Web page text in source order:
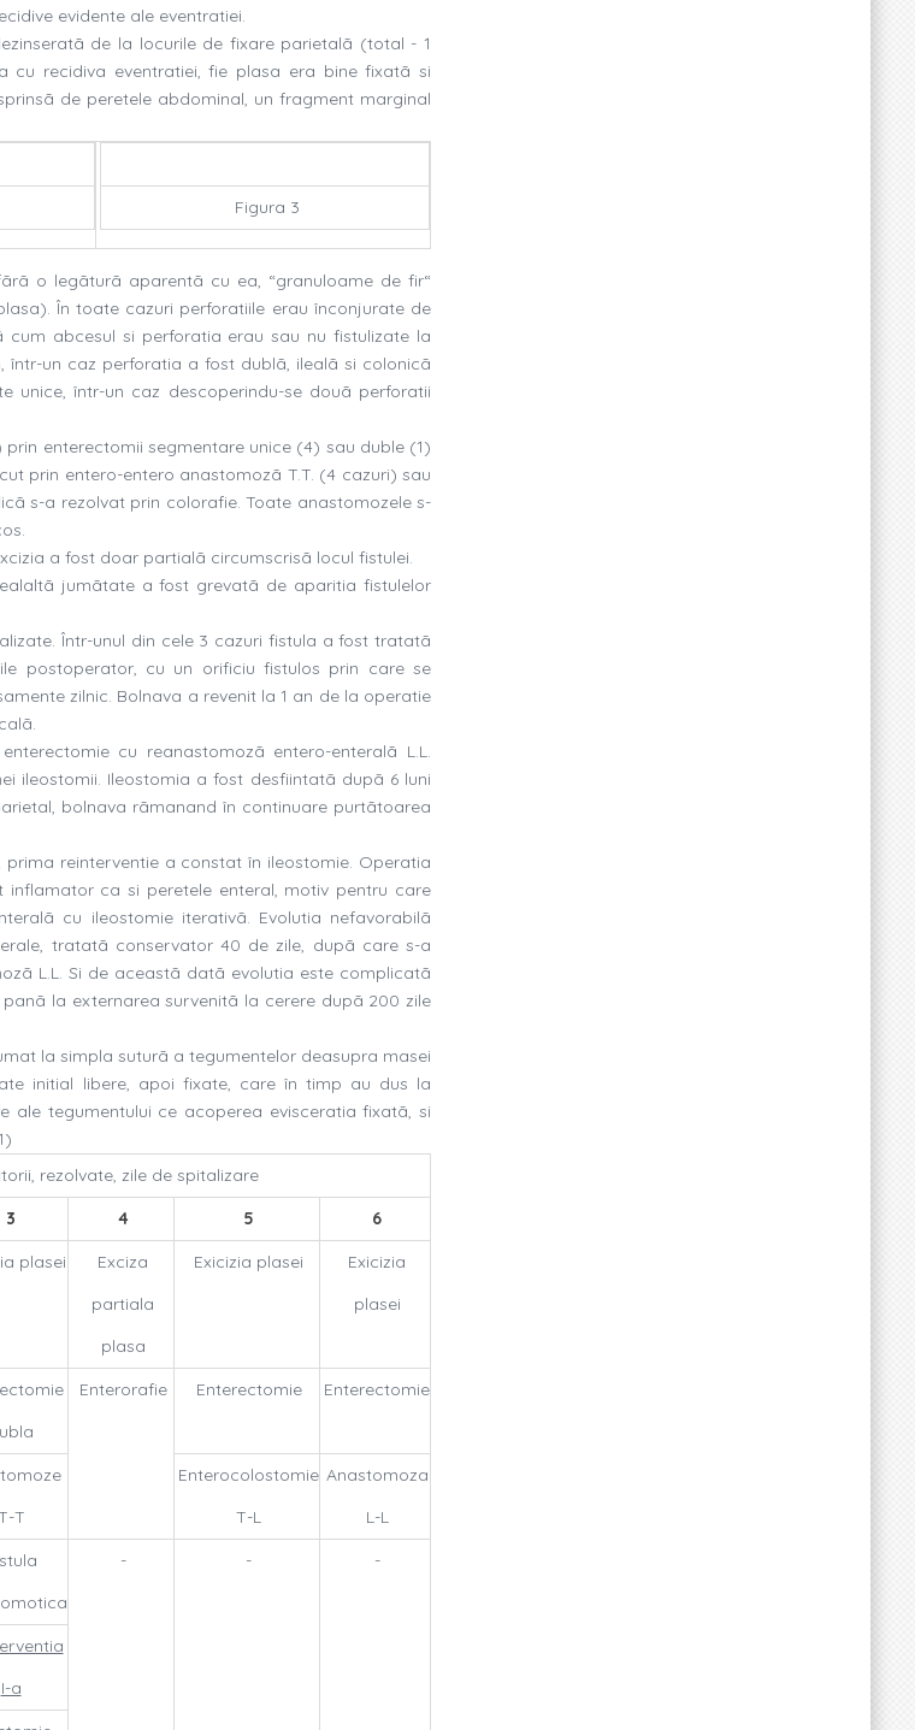
evidente ale eventratiei.
de la locurile de fixare parietalã (total - 1
recidiva eventratiei, fie plasa era bine fixatã si
de peretele abdominal, un fragment marginal
Figura 3
o legãturã aparentã cu ea, “granuloame de fir“
În toate cazuri perforatiile erau înconjurate de
abcesul si perforatia erau sau nu fistulizate la
într-un caz perforatia a fost dublã, ilealã si colonicã
unice, într-un caz descoperindu-se douã perforatii
enterectomii segmentare unice (4) sau duble (1)
prin entero-entero anastomozã T.T. (4 cazuri) sau
s-a rezolvat prin colorafie. Toate anastomozele s-
a fost doar partialã circumscrisã locul fistulei.
jumãtate a fost grevatã de aparitia fistulelor
Într-unul din cele 3 cazuri fistula a fost tratatã
postoperator, cu un orificiu fistulos prin care se
zilnic. Bolnava a revenit la 1 an de la operatie
cu reanastomozã entero-enteralã L.L.
ileostomii. Ileostomia a fost desfiintatã dupã 6 luni
bolnava rãmanand în continuare purtãtoarea
reinterventie a constat în ileostomie. Operatia
ca si peretele enteral, motiv pentru care
cu ileostomie iterativã. Evolutia nefavorabilã
tratatã conservator 40 de zile, dupã care s-a
L.L. Si de aceastã datã evolutia este complicatã
la externarea survenitã la cerere dupã 200 zile
la simpla suturã a tegumentelor deasupra masei
initial libere, apoi fixate, care în timp au dus la
ale tegumentului ce acoperea evisceratia fixatã, si
rezolvate, zile de spitalizare
3 4 5
6
plasei
Exciza
partiala
plasa
Exicizia plasei
Exicizia
plasei
Enterorafie Enterectomie Enterectomie
T
Enterocolostomie
T-L
Anastomoza
L-L
- - -
I-a